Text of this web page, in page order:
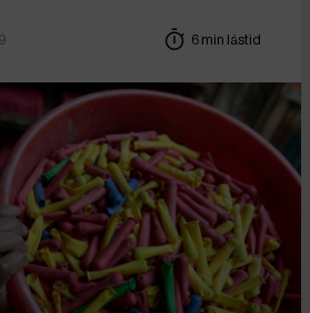
6 min lästid